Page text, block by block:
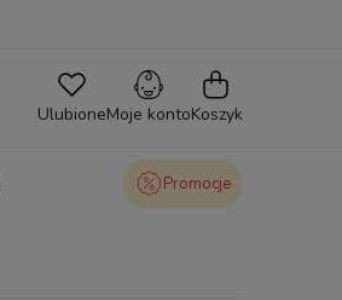
UlubioneMoje kontoKoszyk
Promocje